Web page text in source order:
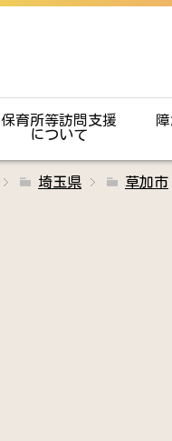
保育所等訪問支援
について
埼玉県 草加市